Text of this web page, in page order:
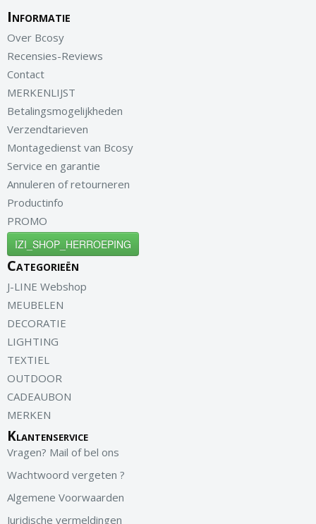
Informatie
Over Bcosy
Recensies-Reviews
Contact
MERKENLIJST
Betalingsmogelijkheden
Verzendtarieven
Montagedienst van Bcosy
Service en garantie
Annuleren of retourneren
Productinfo
PROMO
IZI_SHOP_HERROEPING
Categorieën
J-LINE Webshop
MEUBELEN
DECORATIE
LIGHTING
TEXTIEL
OUTDOOR
CADEAUBON
MERKEN
Klantenservice
Vragen? Mail of bel ons
Wachtwoord vergeten ?
Algemene Voorwaarden
Juridische vermeldingen